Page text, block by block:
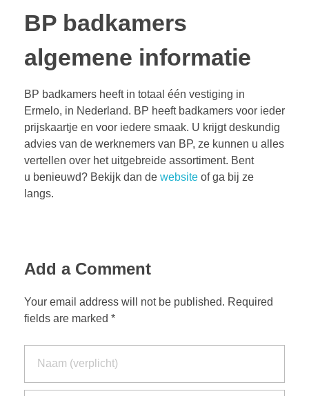
BP badkamers
algemene informatie
BP badkamers heeft in totaal één vestiging in
Ermelo, in Nederland. BP heeft badkamers voor ieder
prijskaartje en voor iedere smaak. U krijgt deskundig
advies van de werknemers van BP, ze kunnen u alles
vertellen over het uitgebreide assortiment. Bent
u benieuwd? Bekijk dan de website of ga bij ze
langs.
Add a Comment
Your email address will not be published. Required
fields are marked *